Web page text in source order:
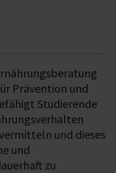
Prävention und
Studierende
und dieses
und
zu